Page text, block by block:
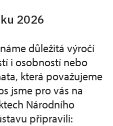
2026
důležitá výročí
i osobností nebo
která považujeme
jsme pro vás na
Národního
připravili: